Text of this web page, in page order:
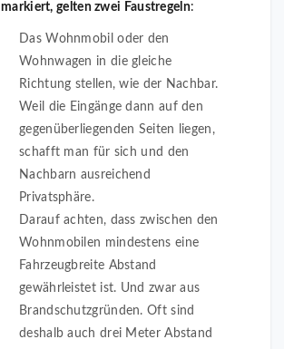
markiert, gelten zwei Faustregeln:
Das Wohnmobil oder den
Wohnwagen in die gleiche
Richtung stellen, wie der Nachbar.
Weil die Eingänge dann auf den
gegenüberliegenden Seiten liegen,
schafft man für sich und den
Nachbarn ausreichend
Privatsphäre.
Darauf achten, dass zwischen den
Wohnmobilen mindestens eine
Fahrzeugbreite Abstand
gewährleistet ist. Und zwar aus
Brandschutzgründen. Oft sind
deshalb auch drei Meter Abstand